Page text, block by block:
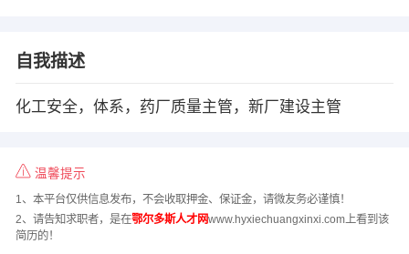
自我描述
化工安全，体系，药厂质量主管，新厂建设主管
温馨提示
1、本平台仅供信息发布，不会收取押金、保证金，请微友务必谨慎！
2、请告知求职者，是在鄂尔多斯人才网www.hyxiechuangxinxi.com上看到该
简历的！